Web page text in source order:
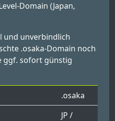
Domain (Japan,
und unverbindlich
.osaka-Domain noch
ggf. sofort günstig
.osaka
JP /